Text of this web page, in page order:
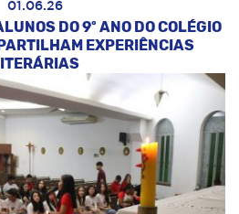
01.06.26
DO 9º ANO DO COLÉGIO
EXPERIÊNCIAS